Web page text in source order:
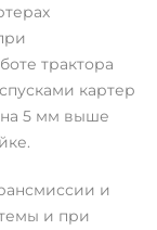
трактора
картер
на 5 мм выше
и
и при